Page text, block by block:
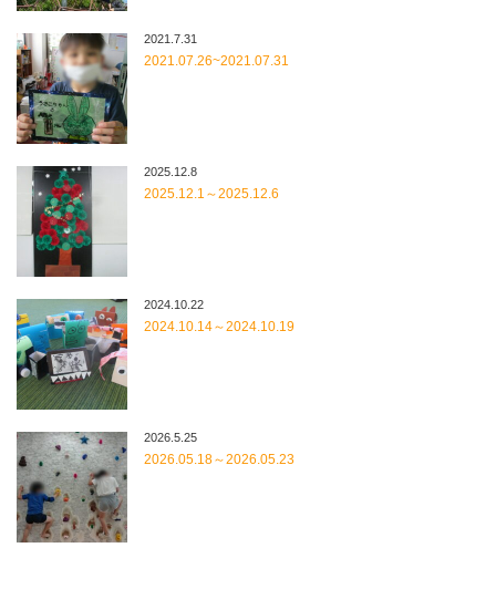
2021.7.31
2021.07.26~2021.07.31
2025.12.8
2025.12.1～2025.12.6
2024.10.22
2024.10.14～2024.10.19
2026.5.25
2026.05.18～2026.05.23